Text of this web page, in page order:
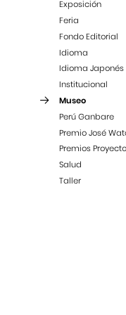
Exposición
Feria
Fondo Editorial
Idioma
Idioma Japonés
Institucional
Museo
Perú Ganbare
Premio José
Premios
Salud
Taller